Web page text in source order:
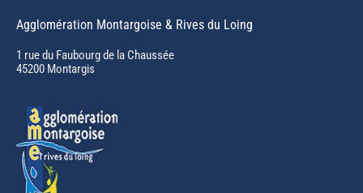
opens
in
new
Agglomération Montargoise & Rives du Loing
1 rue du Faubourg de la Chaussée
45200 Montargis